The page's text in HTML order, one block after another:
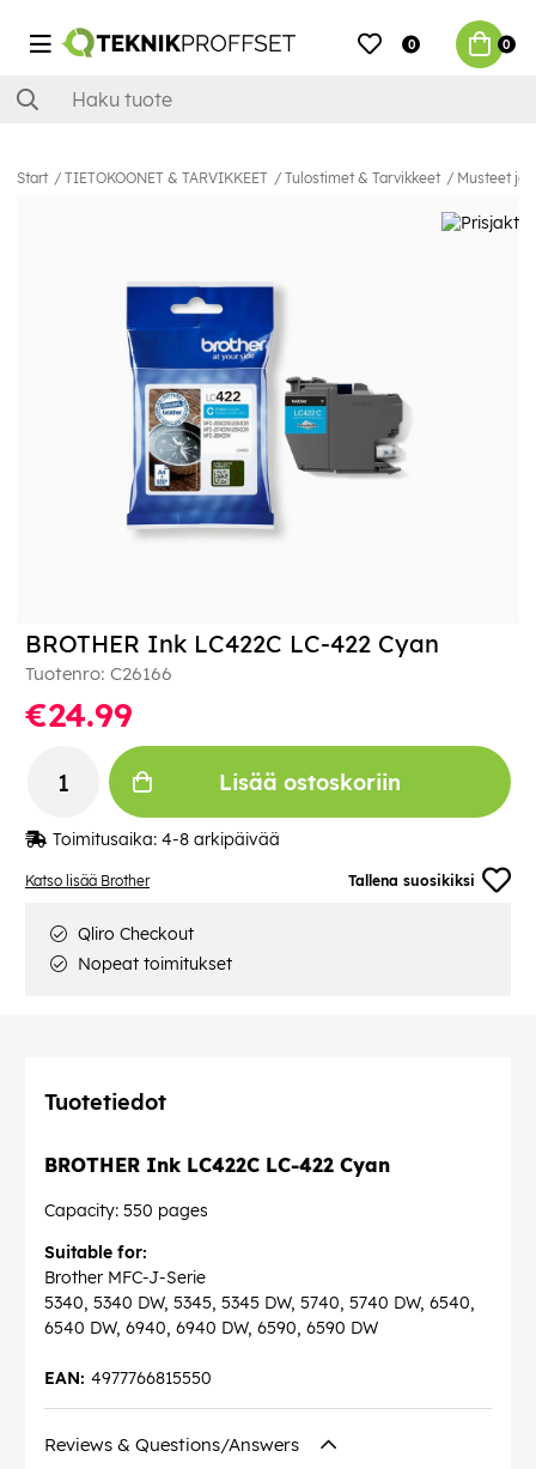
0 0
Start TIETOKOONET & TARVIKKEET Tulostimet & Tarvikkeet Musteet ja
Katso lisää Brother Tallena suosikiksi
BROTHER Ink LC422C LC-422 Cyan
Tuotenro: C26166
€24.99
Lisää ostoskoriin
Toimitusaika: 4-8 arkipäivää
Qliro Checkout
Nopeat toimitukset
Tuotetiedot
BROTHER Ink LC422C LC-422 Cyan
Capacity: 550 pages
Suitable for:
Brother MFC-J-Serie
5340, 5340 DW, 5345, 5345 DW, 5740, 5740 DW, 6540,
6540 DW, 6940, 6940 DW, 6590, 6590 DW
4977766815550
EAN:
Reviews & Questions/Answers